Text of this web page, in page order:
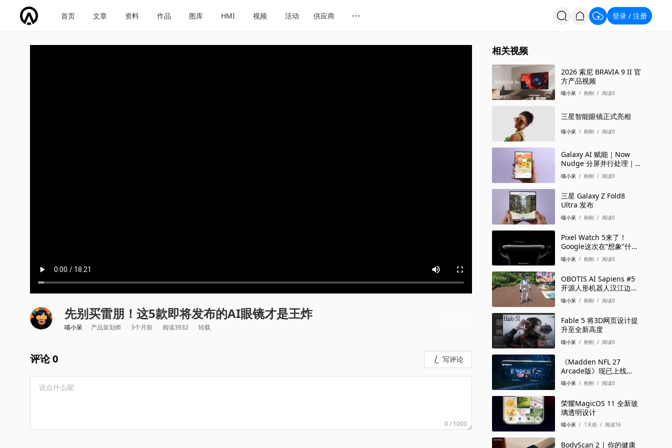
首页 文章 资料 作品 图库 HMI 视频 活动 供应商 登录 / 注册
先别买雷朋！这5款即将发布的AI眼镜才是王炸
喵小呆 产品策划师 3个月前 阅读3932 转载
评论 0 写评论
0 / 1000
相关视频
2026 索尼 BRAVIA 9 II 官
方产品视频
喵小呆 / 刚刚 / 阅读0
三星智能眼镜正式亮相
喵小呆 / 刚刚 / 阅读0
Galaxy AI 赋能｜Now
Nudge 分屏并行处理｜三
星Galaxy Z Fold8 Ult
喵小呆 / 刚刚 / 阅读0
三星 Galaxy Z Fold8
Ultra 发布
喵小呆 / 刚刚 / 阅读0
Pixel Watch 5来了！
Google这次在“想象”什
么？
喵小呆 / 刚刚 / 阅读0
OBOTIS AI Sapiens #5
开源人形机器人汉江边开
跑
喵小呆 / 刚刚 / 阅读0
Fable 5 将3D网页设计提
升至全新高度
喵小呆 / 刚刚 / 阅读0
《Madden NFL 27
Arcade版》现已上线
Apple Arcade
喵小呆 / 刚刚 / 阅读0
荣耀MagicOS 11 全新玻
璃透明设计
喵小呆 / 1天前 / 阅读16
BodyScan 2 | 你的健康